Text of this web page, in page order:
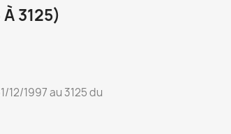
3125)
12/1997 au 3125 du